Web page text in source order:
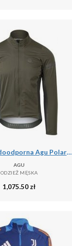
Kurtka wodoodporna Agu Polartec Alpha Performance
AGU
ODZIEŻ MĘSKA
1,075.50 zł